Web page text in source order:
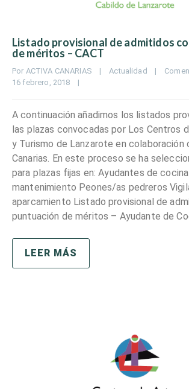
Listado provisional de admitidos
de méritos – CACT
Por ACTIVA CANARIAS | Actualidad |
16 febrero, 2018 |
A continuación añadimos los listados
las plazas convocadas por Los Centros
y Turismo de Lanzarote en colaboración
Canarias. En este proceso se ha
para plazas fijas en: Ayudantes de
mantenimiento Peones/as pedreros
aparcamiento Listado provisional de
puntuación de méritos – Ayudante de
LEER MÁS